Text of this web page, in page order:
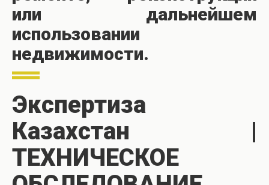
или дальнейшем
использовании
недвижимости.
Экспертиза
Казахстан |
ТЕХНИЧЕСКОЕ